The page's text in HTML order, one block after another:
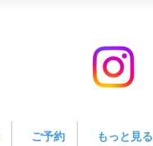
ご予約 もっと見る